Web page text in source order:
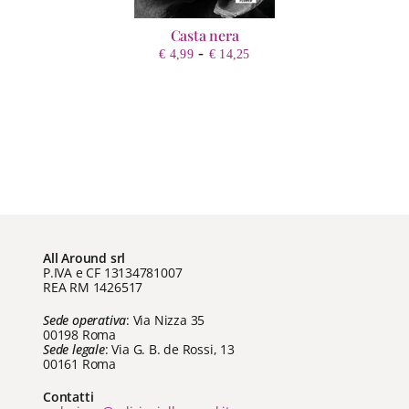
Casta nera
€ 4,99 - € 14,25Fascia
All Around srl
P.IVA e CF 13134781007
REA RM 1426517
Sede operativa: Via Nizza 35
00198 Roma
Sede legale: Via G. B. de Rossi, 13
00161 Roma
Contatti